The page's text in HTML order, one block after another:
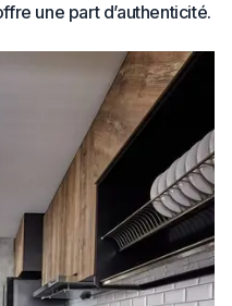
une part d’authenticité.